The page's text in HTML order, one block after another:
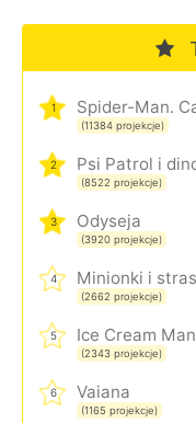
1
(11384 projekcje)
2 Psi Patrol i
(8522 projekcje)
3 Odyseja
(3920 projekcje)
4 Minionki i
(2662 projekcje)
5 Ice Cream Man
(2343 projekcje)
6 Vaiana
(1165 projekcje)